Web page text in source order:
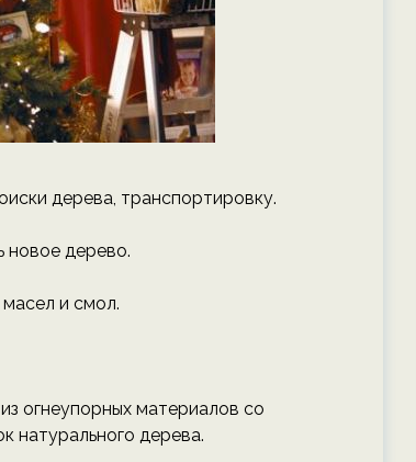
дерева, транспортировку.
новое дерево.
и смол.
огнеупорных материалов со
натурального дерева.